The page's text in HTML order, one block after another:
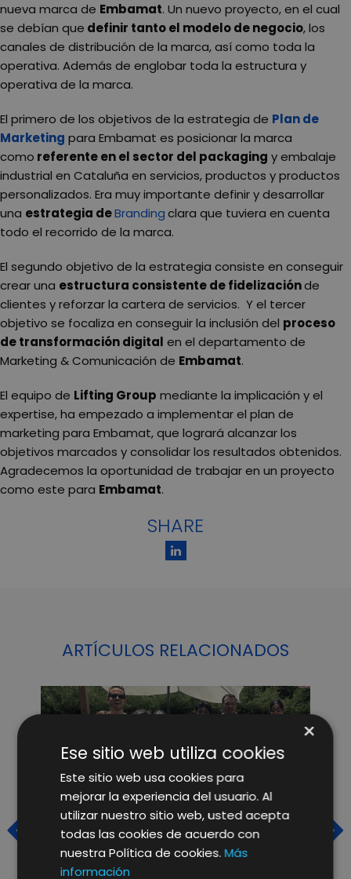
nueva marca de Embamat. Un nuevo proyecto, en el cual
se debían que definir tanto el modelo de negocio, los
canales de distribución de la marca, así como toda la
operativa. Además de englobar toda la estructura y
operativa de la marca.
El primero de los objetivos de la estrategia de Plan de
Marketing para Embamat es posicionar la marca
como referente en el sector del packaging y embalaje
industrial en Cataluña en servicios, productos y productos
personalizados. Era muy importante definir y desarrollar
una estrategia deBrandingclara que tuviera en cuenta
todo el recorrido de la marca.
El segundo objetivo de la estrategia consiste en conseguir
crear una estructura consistente de fidelizaciónde
clientes y reforzar la cartera de servicios. Y el tercer
objetivo se focaliza en conseguir la inclusión del proceso
de transformación digital en el departamento de
Marketing & Comunicación de Embamat.
El equipo de Lifting Group mediante la implicación y el
expertise, ha empezado a implementar el plan de
marketing para Embamat, que logrará alcanzar los
objetivos marcados y consolidar los resultados obtenidos.
Agradecemos la oportunidad de trabajar en un proyecto
como este para Embamat.
SHARE
ARTÍCULOS RELACIONADOS
×
Ese sitio web utiliza cookies
Este sitio web usa cookies para
mejorar la experiencia del usuario. Al
utilizar nuestro sitio web, usted acepta
todas las cookies de acuerdo con
nuestra Política de cookies.Más
información